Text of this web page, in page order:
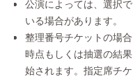
公演によっては、選択
いる場合があります。
整理番号チケットの場
時点もしくは抽選の結
始されます。指定席チ